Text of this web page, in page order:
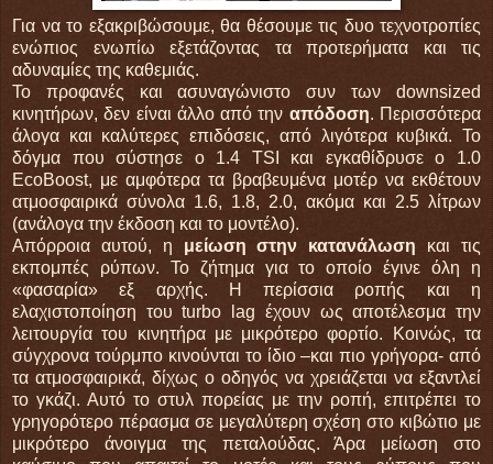
Για να το εξακριβώσουμε, θα θέσουμε τις δυο τεχνοτροπίες
ενώπιος ενωπίω εξετάζοντας τα προτερήματα και τις
αδυναμίες της καθεμιάς.
Το προφανές και ασυναγώνιστο συν των downsized
κινητήρων, δεν είναι άλλο από την απόδοση. Περισσότερα
άλογα και καλύτερες επιδόσεις, από λιγότερα κυβικά. Το
δόγμα που σύστησε ο 1.4 TSI και εγκαθίδρυσε ο 1.0
EcoBoost, με αμφότερα τα βραβευμένα μοτέρ να εκθέτουν
ατμοσφαιρικά σύνολα 1.6, 1.8, 2.0, ακόμα και 2.5 λίτρων
(ανάλογα την έκδοση και το μοντέλο).
Απόρροια αυτού, η μείωση στην κατανάλωση και τις
εκπομπές ρύπων. Το ζήτημα για το οποίο έγινε όλη η
«φασαρία» εξ αρχής. Η περίσσια ροπής και η
ελαχιστοποίηση του turbo lag έχουν ως αποτέλεσμα την
λειτουργία του κινητήρα με μικρότερο φορτίο. Κοινώς, τα
σύγχρονα τούρμπο κινούνται το ίδιο –και πιο γρήγορα- από
τα ατμοσφαιρικά, δίχως ο οδηγός να χρειάζεται να εξαντλεί
το γκάζι. Αυτό το στυλ πορείας με την ροπή, επιτρέπει το
γρηγορότερο πέρασμα σε μεγαλύτερη σχέση στο κιβώτιο με
μικρότερο άνοιγμα της πεταλούδας. Άρα μείωση στο